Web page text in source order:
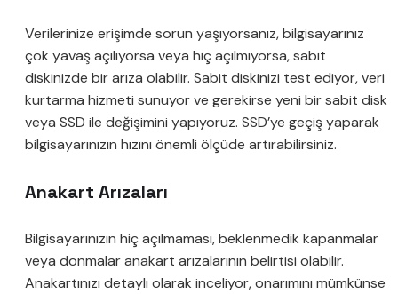
Verilerinize erişimde sorun yaşıyorsanız, bilgisayarınız
çok yavaş açılıyorsa veya hiç açılmıyorsa, sabit
diskinizde bir arıza olabilir. Sabit diskinizi test ediyor, veri
kurtarma hizmeti sunuyor ve gerekirse yeni bir sabit disk
veya SSD ile değişimini yapıyoruz. SSD’ye geçiş yaparak
bilgisayarınızın hızını önemli ölçüde artırabilirsiniz.
Anakart Arızaları
Bilgisayarınızın hiç açılmaması, beklenmedik kapanmalar
veya donmalar anakart arızalarının belirtisi olabilir.
Anakartınızı detaylı olarak inceliyor, onarımını mümkünse